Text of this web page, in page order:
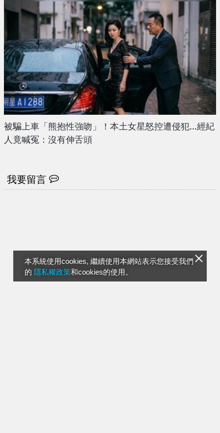
本系統使用cookies, 繼續使用本網站表示您接受我們
的 隱私權政策和cookies的使用。
被騙上車「熊抱性強吻」！本土女星怒控遭侵犯…經紀
人竟喊冤：沒有伸舌頭
我要留言